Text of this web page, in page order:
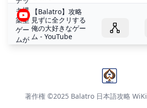
【Balatro】攻略
見ずに全クリする
俺の大好きなゲー
ム - YouTube
著作権 ©2025 Balatro 日本語攻略 WiKi